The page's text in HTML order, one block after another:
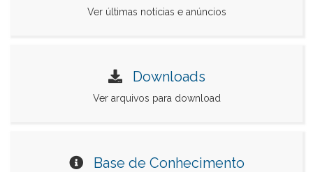
Ver últimas notícias e anúncios
Downloads
Ver arquivos para download
Base de Conhecimento